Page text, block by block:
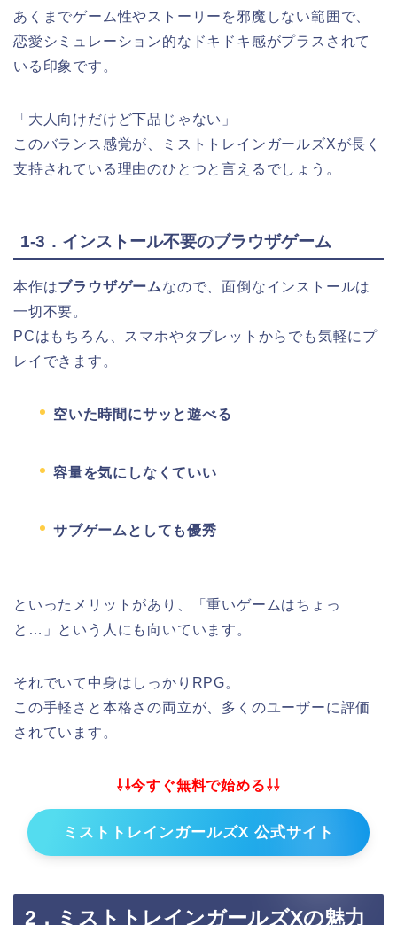
あくまでゲーム性やストーリーを邪魔しない範囲で、
恋愛シミュレーション的なドキドキ感がプラスされて
いる印象です。
「大人向けだけど下品じゃない」
このバランス感覚が、ミストトレインガールズXが長く
支持されている理由のひとつと言えるでしょう。
1-3．インストール不要のブラウザゲーム
本作はブラウザゲームなので、面倒なインストールは
一切不要。
PCはもちろん、スマホやタブレットからでも気軽にプ
レイできます。
空いた時間にサッと遊べる
容量を気にしなくていい
サブゲームとしても優秀
といったメリットがあり、「重いゲームはちょっ
と…」という人にも向いています。
それでいて中身はしっかりRPG。
この手軽さと本格さの両立が、多くのユーザーに評価
されています。
⇩⇩今すぐ無料で始める⇩⇩
ミストトレインガールズX 公式サイト
2．ミストトレインガールズXの魅力